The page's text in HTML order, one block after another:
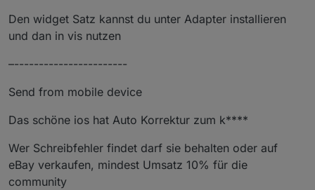
Den widget Satz kannst du unter Adapter installieren
und dan in vis nutzen
–-----------------------
Send from mobile device
Das schöne ios hat Auto Korrektur zum k****
Wer Schreibfehler findet darf sie behalten oder auf
eBay verkaufen, mindest Umsatz 10% für die
community